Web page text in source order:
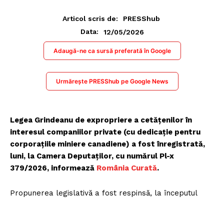
Articol scris de:
PRESShub
Data:
12/05/2026
Adaugă-ne ca sursă preferată în Google
Urmărește PRESShub pe Google News
Legea Grindeanu de expropriere a cetățenilor în
interesul companiilor private (cu dedicație pentru
corporațiile miniere canadiene) a fost înregistrată,
luni, la Camera Deputaților, cu numărul Pl-x
379/2026, informează România Curată.
Propunerea legislativă a fost respinsă, la începutul